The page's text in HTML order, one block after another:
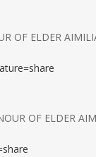
OF ELDER
OF ELDER